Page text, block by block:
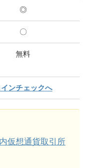
◎
〇
無料
インチェックへ
仮想通貨取引所